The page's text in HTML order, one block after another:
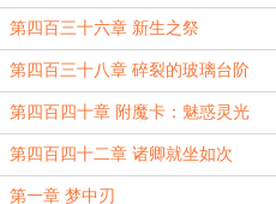
更，求月票！）
第四百三十六章 新生之祭
第四百三十八章 碎裂的玻璃台阶
第四百四十章 附魔卡：魅惑灵光
（第三更，万字更新）
第四百四十二章 诸卿就坐如次
第一章 梦中刃